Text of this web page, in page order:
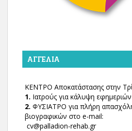
ΑΓΓΕΛΊΑ
ΚΕΝΤΡΟ Αποκατάστασης στην
1. Ιατρούς για κάλυψη εφημεριών
2. ΦΥΣΙΑΤΡΟ για πλήρη
βιογραφικών στο e-mail:
cv@palladion-rehab.gr